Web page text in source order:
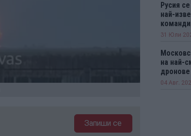
Запиши се
Русия
най-
31 Юли
на най-
дронове
04 Авг.